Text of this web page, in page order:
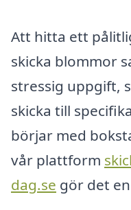
Att hitta ett
skicka blommor
stressig uppgift,
skicka till
börjar med
vår plattform
dag.se gör det